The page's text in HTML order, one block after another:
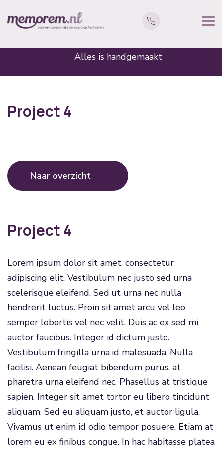
Alles is handgemaakt
Project 4
Naar overzicht
Project 4
Lorem ipsum dolor sit amet, consectetur
adipiscing elit. Vestibulum nec justo sed urna
scelerisque eleifend. Sed ut urna nec nulla
hendrerit luctus. Proin sit amet arcu vel leo
semper lobortis vel nec velit. Duis ac ex sed mi
auctor faucibus. Integer id dictum justo.
Vestibulum fringilla urna id malesuada. Nulla
facilisi. Aenean feugiat bibendum purus, at
pharetra urna eleifend nec. Phasellus at tristique
sapien. Integer sit amet tortor eu libero tincidunt
aliquam. Sed eu aliquam justo, et auctor ligula.
Vivamus ut enim id odio tempor posuere. Etiam at
lorem eu ex finibus congue. In hac habitasse platea